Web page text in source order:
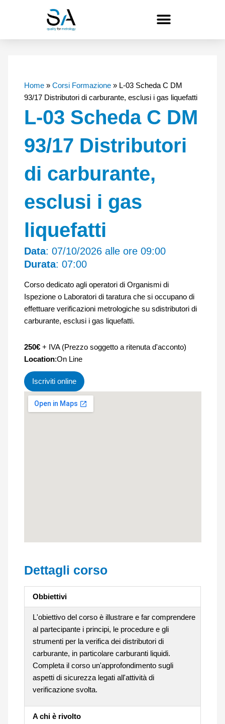
Home» Corsi Formazione» L-03 Scheda C DM
93/17 Distributori di carburante, esclusi i gas liquefatti
L-03 Scheda C DM
93/17 Distributori
di carburante,
esclusi i gas
liquefatti
Data: 07/10/2026 alle ore 09:00
Durata: 07:00
Corso dedicato agli operatori di Organismi di
Ispezione o Laboratori di taratura che si occupano di
effettuare verificazioni metrologiche su sdistributori di
carburante, esclusi i gas liquefatti.
250€+ IVA (Prezzo soggetto a ritenuta d'acconto)
Location:On Line
Iscriviti online
Dettagli corso
Obbiettivi
L'obiettivo del corso è illustrare e far comprendere
al partecipante i principi, le procedure e gli
strumenti per la verifica dei distributori di
carburante, in particolare carburanti liquidi.
Completa il corso un'approfondimento sugli
aspetti di sicurezza legati all'attività di
verificazione svolta.
A chi è rivolto